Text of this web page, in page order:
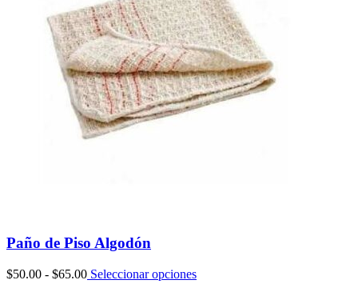
Paño de Piso Algodón
$50.00 - $65.00Rango
Seleccionar opciones